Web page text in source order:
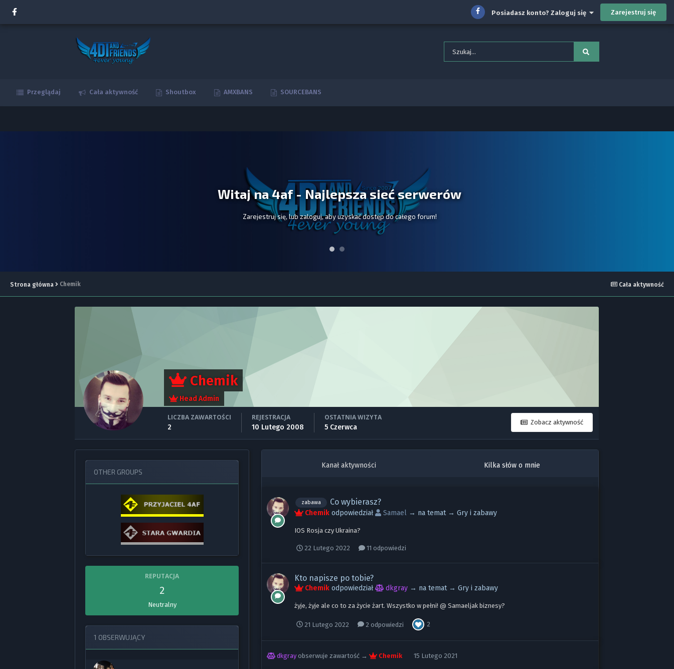
Posiadasz konto? Zaloguj się Zarejestruj się
Przeglądaj Cała aktywność Shoutbox AMXBANS SOURCEBANS
Witaj na 4af - Najlepsza sieć serwerów
Zarejestruj się, lub zaloguj, aby uzyskać dostęp do całego forum!
Cała aktywność
Strona główna Chemik
Chemik
Head Admin
Zobacz aktywność
LICZBA ZAWARTOŚCI
2
REJESTRACJA
10 Lutego 2008
OSTATNIA WIZYTA
5 Czerwca
OTHER GROUPS
REPUTACJA
2
Neutralny
1 OBSERWUJĄCY
Kanał aktywności Kilka słów o mnie
zabawa Co wybierasz?
Chemikodpowiedział Samael → na temat →Gry i zabawy
IOS Rosja czy Ukraina?
22 Lutego 2022 11 odpowiedzi
Kto napisze po tobie?
Chemikodpowiedział dkgray → na temat →Gry i zabawy
żyje, żyje ale co to za życie żart. Wszystko w pełni! @ Samaeljak biznesy?
21 Lutego 2022 2 odpowiedzi 2
dkgrayobserwuje zawartość → Chemik 15 Lutego 2021